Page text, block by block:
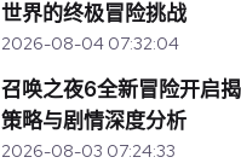
世界的终极冒险挑战
2026-08-04 07:32:04
召唤之夜6全新冒险开启
策略与剧情深度分析
2026-08-03 07:24:33